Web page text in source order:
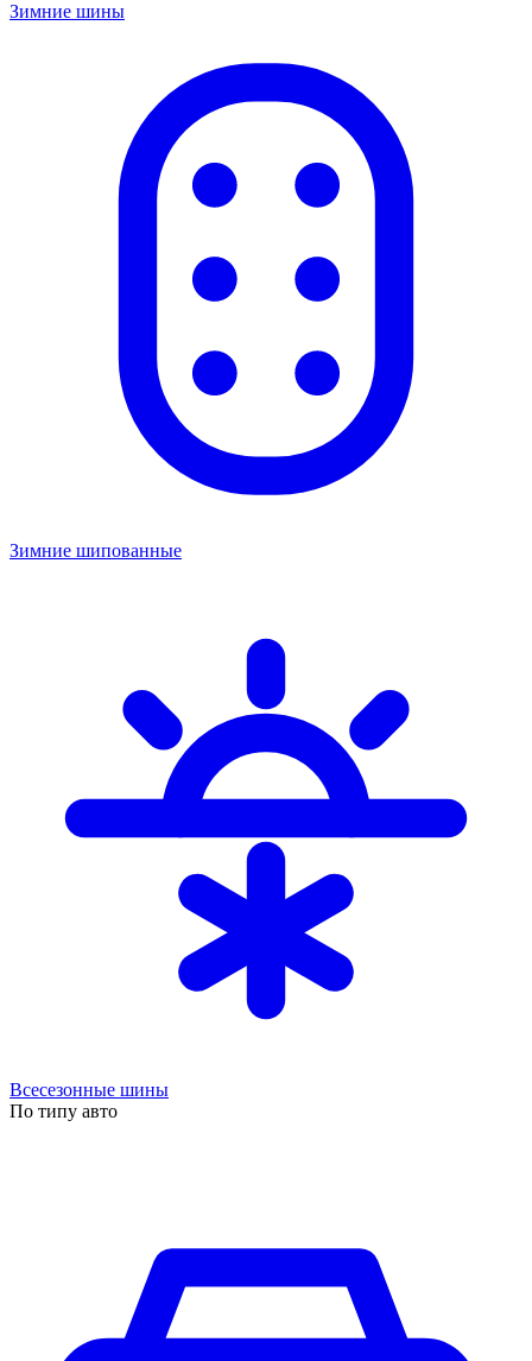
Зимние шины
Зимние шипованные
Всесезонные шины
По типу авто